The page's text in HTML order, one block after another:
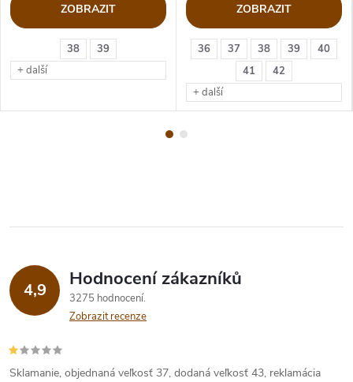
38
39
+ další
ZOBRAZIT
36 37 38 39
40
41
42
+ další
ZOBRAZIT
4,9 Hodnocení zákazníků
3275 hodnocení
Zobrazit recenze
Sklamanie, objednaná veľkosť 37, dodaná veľkosť 43, reklamácia